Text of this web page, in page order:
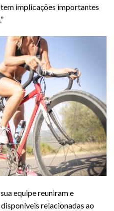
implicações importantes
equipe reuniram e
relacionadas ao